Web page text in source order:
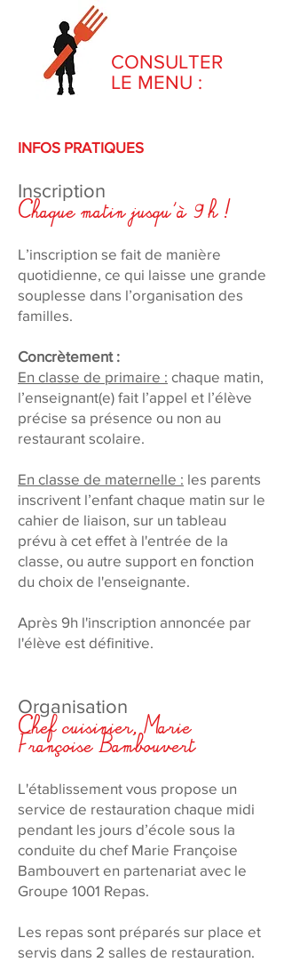
CONSULTER
LE MENU :
INFOS PRATIQUES
Inscription
Chaque matin jusqu'à 9 h !
L’inscription se fait de manière
quotidienne, ce qui laisse une grande
souplesse dans l’organisation des
familles.
Concrètement :
En classe de primaire : chaque matin,
l’enseignant(e) fait l’appel et l’élève
précise sa présence ou non au
restaurant scolaire.
En classe de maternelle : les parents
inscrivent l’enfant chaque matin sur le
cahier de liaison, sur un tableau
prévu à cet effet à l'entrée de la
classe, ou autre support en fonction
du choix de l'enseignante.
Après 9h l'inscription annoncée par
l'élève est définitive.
Organisation
Chef cuisinier, Marie
Françoise Bambouvert
L'établissement vous propose un
service de restauration chaque midi
pendant les jours d’école sous la
conduite du chef Marie Françoise
Bambouvert en partenariat avec le
Groupe 1001 Repas.
Les repas sont préparés sur place et
servis dans 2 salles de restauration.